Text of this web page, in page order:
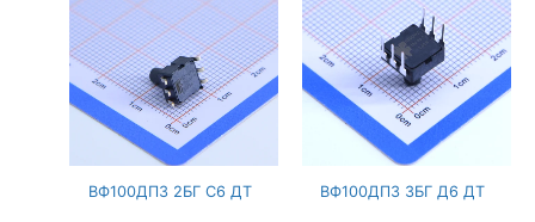
ВФ100ДПЗ 2БГ С6 ДТ ВФ100ДПЗ 3БГ Д6 ДТ